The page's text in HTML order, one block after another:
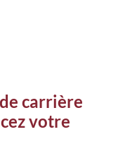
carrière
votre